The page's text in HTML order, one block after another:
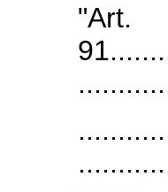
"Art.